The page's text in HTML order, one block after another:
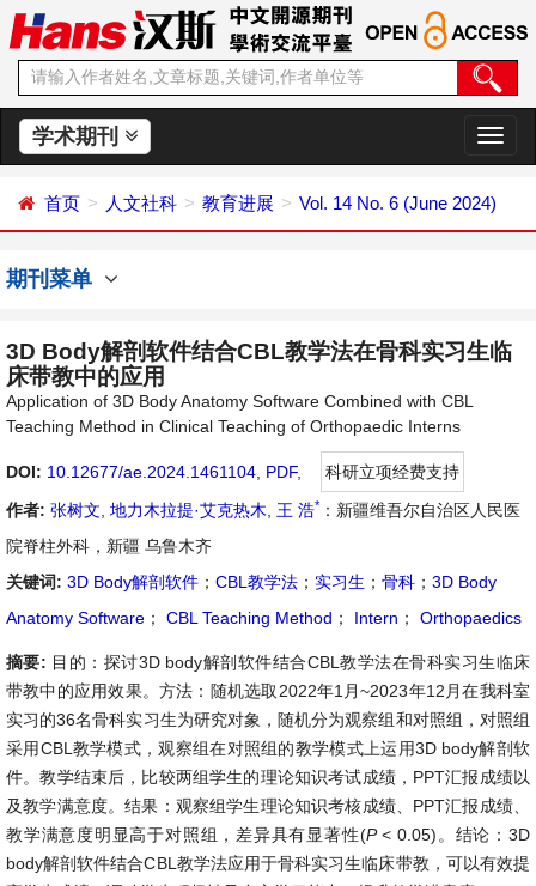
学术期刊
切
换
航
首页 人文社科 教育进展 Vol. 14 No. 6 (June 2024)
期刊菜单
3D Body解剖软件结合CBL教学法在骨科实习生临
床带教中的应用
Application of 3D Body Anatomy Software Combined with CBL
Teaching Method in Clinical Teaching of Orthopaedic Interns
DOI: 10.12677/ae.2024.1461104 PDF,
科研立项经费支持
作者: 张树文 地力木拉提·艾克热木 王 浩* ：新疆维吾尔自治区人民医
院脊柱外科，新疆 乌鲁木齐
关键词: 3D Body解剖软件 ； CBL教学法 ； 实习生 ； 骨科 ； 3D Body
Anatomy Software ； CBL Teaching Method ； Intern ； Orthopaedics
摘要: 目的：探讨3D body解剖软件结合CBL教学法在骨科实习生临床
带教中的应用效果。方法：随机选取2022年1月~2023年12月在我科室
实习的36名骨科实习生为研究对象，随机分为观察组和对照组，对照组
采用CBL教学模式，观察组在对照组的教学模式上运用3D body解剖软
件。教学结束后，比较两组学生的理论知识考试成绩，PPT汇报成绩以
及教学满意度。结果：观察组学生理论知识考核成绩、PPT汇报成绩、
教学满意度明显高于对照组，差异具有显著性(P< 0.05)。结论：3D
body解剖软件结合CBL教学法应用于骨科实习生临床带教，可以有效提